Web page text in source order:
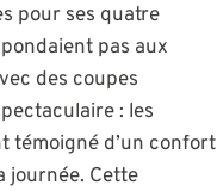
pour ses quatre
pas aux
des coupes
: les
témoigné d’un confort
journée. Cette